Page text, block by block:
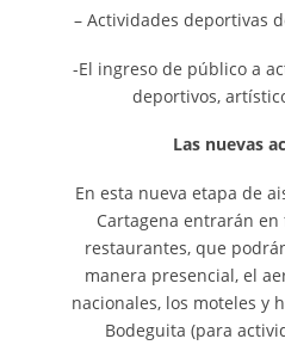
– Actividades deportivas
-El ingreso de público a
deportivos,
Las nuevas
En esta nueva etapa de
Cartagena entrarán
restaurantes, que
manera presencial, el
nacionales, los moteles y
Bodeguita (para